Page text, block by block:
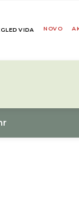
VIDA NOVO